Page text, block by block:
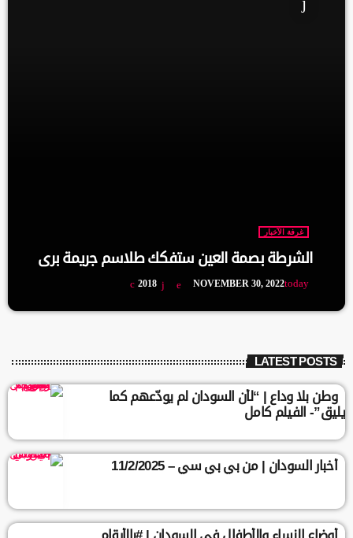
غرفة الآخبار
الشرطة بصمة العين ستفكك طلاسم جريمة بري
today
NOVEMBER 30, 2022
2018
LATEST POSTS
وطن بلا وداع | “لأن السودان لم يودّعهم كما
يليق”- الفيلم كامل
أخبار السودان | من بي بي سي – 11/2/2025